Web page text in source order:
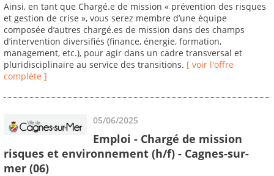
Ainsi, en tant que Chargé.e de mission « prévention des risques
et gestion de crise », vous serez membre d’une équipe
composée d’autres chargé.es de mission dans des champs
d’intervention diversifiés (finance, énergie, formation,
management, etc.), pour agir dans un cadre transversal et
pluridisciplinaire au service des transitions. [ voir l'offre
complète ]
05/06/2025
Emploi - Chargé de mission
risques et environnement (h/f) - Cagnes-sur-
mer (06)